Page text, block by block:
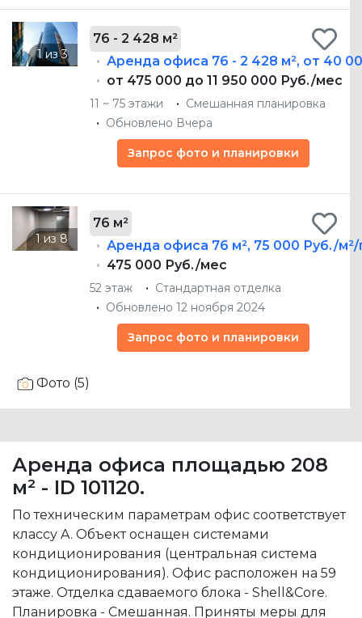
76 - 2 428 м²
Аренда офиса 76 - 2 428 м², от 40
от 475 000 до 11 950 000 Руб./мес
11 ~ 75 этажи
Смешанная планировка
Обновлено Вчера
Запрос фото и планировки
76 м²
Аренда офиса 76 м², 75 000 Руб./м²/
475 000 Руб./мес
52 этаж
Стандартная отделка
Обновлено 12 ноября 2024
Запрос фото и планировки
Фото (5)
Аренда офиса площадью 208
м² - ID 101120.
По техническим параметрам офис соответствует
классу A. Объект оснащен системами
кондиционирования (центральная система
кондиционирования). Офис расположен на 59
этаже. Отделка сдаваемого блока - Shell&Core.
Планировка - Смешанная. Приняты меры для